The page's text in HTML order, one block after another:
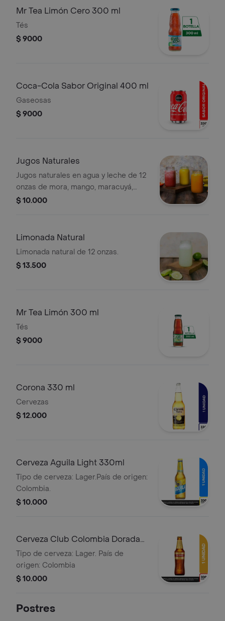
Mr Tea Limón Cero 300 ml
Tés
$ 9000
Coca-Cola Sabor Original 400 ml
Gaseosas
$ 9000
Jugos Naturales
Jugos naturales en agua y leche de 12
onzas de mora, mango, maracuyá,
fresa, guanábana, Mandarina
$ 10.000
Limonada Natural
Limonada natural de 12 onzas.
$ 13.500
Mr Tea Limón 300 ml
Tés
$ 9000
Corona 330 ml
Cervezas
$ 12.000
Cerveza Aguila Light 330ml
Tipo de cerveza: Lager.País de origen:
Colombia.
$ 10.000
Cerveza Club Colombia Dorada
Lta 330ml
Tipo de cerveza: Lager. País de
origen: Colombia
$ 10.000
Postres